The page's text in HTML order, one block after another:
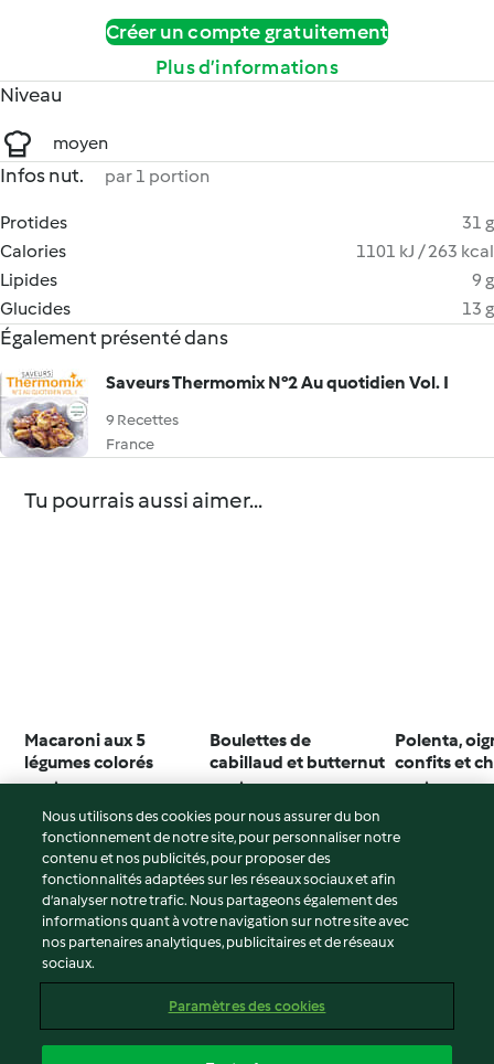
Créer un compte gratuitement
Plus d’informations
Niveau
moyen
Infos nut. par 1 portion
Protides
31 g
Calories
1101 kJ / 263 kcal
Lipides
9 g
Glucides
13 g
Également présenté dans
Saveurs Thermomix N°2 Au quotidien Vol. I
9 Recettes
France
Tu pourrais aussi aimer...
Macaroni aux 5
légumes colorés
3.9 (37)
Boulettes de
cabillaud et butternut
2.8 (9)
Polenta,
confits et
doux
3.5 (53)
© Copyright 2026
Conditions d'utilisation
Politique de confidentialité
Mentions légales
Nous utilisons des cookies pour nous assurer du bon
fonctionnement de notre site, pour personnaliser notre
contenu et nos publicités, pour proposer des
fonctionnalités adaptées sur les réseaux sociaux et afin
d’analyser notre trafic. Nous partageons également des
informations quant à votre navigation sur notre site avec
nos partenaires analytiques, publicitaires et de réseaux
sociaux.
Paramètres des cookies